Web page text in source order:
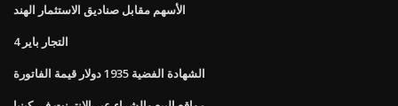
الأسهم مقابل صناديق الاستثمار الهند
4 التجار باير
الشهادة الفضية 1935 دولار قيمة الفاتورة